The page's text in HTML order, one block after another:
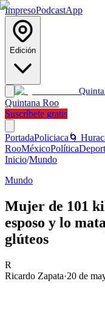
ImpresoPodcastApp
Edición
Quinta
Quintana Roo
Suscríbete gratis
PortadaPoliciaca 🌀
RooMéxicoPolítica
Inicio/Mundo
Mundo
Mujer de 101
esposo y lo
glúteos
R
Ricardo Zapata·20 de